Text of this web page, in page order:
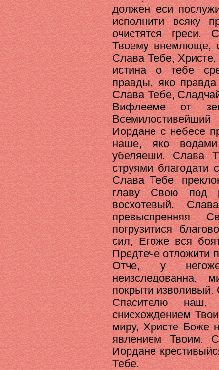
должен еси
исполнити всяку
очистятся греси.
Твоему внемлюще,
Слава Тебе, Христе,
истина о тебе
правды, яко
Слава Тебе,
Вифлееме от
Иордане с небесе
наше, яко
убеляеши. Слава
струями благодати
Слава Тебе,
главу Свою под
восхотевый.
превыспренняя
погрузитися
сил, Егоже вся
Предтече отложити
Отче, у
неизследованна,
покрыти
Спасителю наш,
снисхождением
миру, Христе Боже
явлением Твоим.
Иордане
Тебе.